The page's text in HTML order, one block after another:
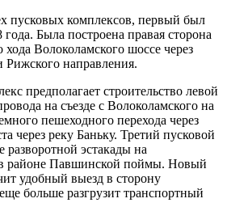
пусковых комплексов, первый был
Была построена правая сторона
Волоколамского шоссе через
направления.
предполагает строительство левой
на съезде с Волоколамского на
пешеходного перехода через
через реку Баньку. Третий пусковой
эстакады на
районе Павшинской поймы. Новый
удобный выезд в сторону
больше разгрузит транспортный